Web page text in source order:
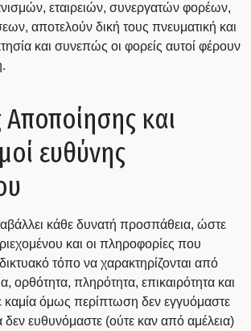
εταιρειών, συνεργατών φορέων,
αποτελούν δική τους πνευματική και
και συνεπώς οι φορείς αυτοί φέρουν
και
ευθύνης
κάθε δυνατή προσπάθεια, ώστε
και οι πληροφορίες που
τόπο να χαρακτηρίζονται από
ορθότητα, πληρότητα, επικαιρότητα και
καμία όμως περίπτωση δεν εγγυόμαστε
δεν ευθυνόμαστε (ούτε καν από αμέλεια)